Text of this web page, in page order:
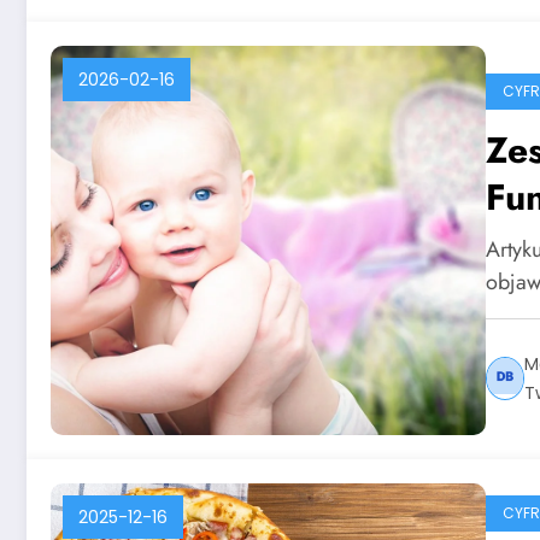
2026-02-16
2025-12-16